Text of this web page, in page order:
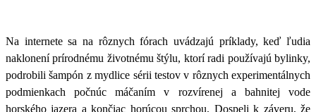
Na internete sa na rôznych fórach uvádzajú príklady, keď ľudia
naklonení prírodnému životnému štýlu, ktorí radi používajú bylinky,
podrobili šampón z mydlice sérii testov v rôznych experimentálnych
podmienkach počnúc máčaním v rozvírenej a bahnitej vode
horského jazera a končiac horúcou sprchou. Dospeli k záveru, že